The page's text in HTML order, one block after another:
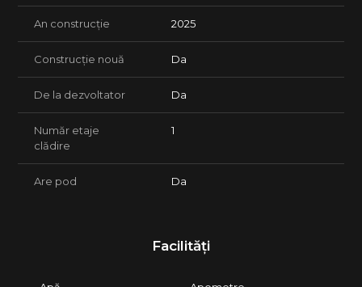
An construcție 2025
Construcție nouă Da
De la dezvoltator Da
Număr etaje
clădire
1
Are pod Da
Facilități